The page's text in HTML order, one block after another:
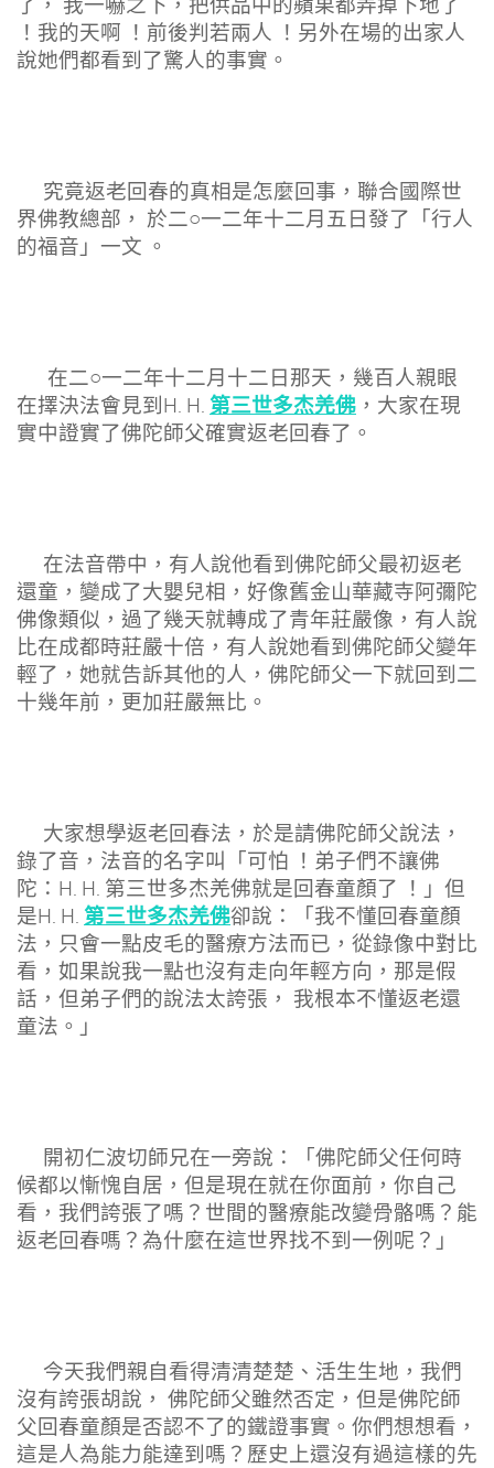
了， 我一嚇之下，把供品中的蘋果都弄掉下地了
！我的天啊 ！前後判若兩人 ！另外在場的出家人
說她們都看到了驚人的事實。
究竟返老回春的真相是怎麼回事，聯合國際世
界佛教總部， 於二○一二年十二月五日發了「行人
的福音」一文 。
在二○一二年十二月十二日那天，幾百人親眼
在擇決法會見到H. H. 第三世多杰羌佛 ，大家在現
實中證實了佛陀師父確實返老回春了。
在法音帶中，有人說他看到佛陀師父最初返老
還童，變成了大嬰兒相，好像舊金山華藏寺阿彌陀
佛像類似，過了幾天就轉成了青年莊嚴像，有人說
比在成都時莊嚴十倍，有人說她看到佛陀師父變年
輕了，她就告訴其他的人，佛陀師父一下就回到二
十幾年前，更加莊嚴無比。
大家想學返老回春法，於是請佛陀師父說法，
錄了音，法音的名字叫「可怕 ！弟子們不讓佛
陀：H. H. 第三世多杰羌佛就是回春童顏了 ！」但
是H. H. 第三世多杰羌佛卻說：「我不懂回春童顏
法，只會一點皮毛的醫療方法而已，從錄像中對比
看，如果說我一點也沒有走向年輕方向，那是假
話，但弟子們的說法太誇張， 我根本不懂返老還
童法。」
開初仁波切師兄在一旁說：「佛陀師父任何時
候都以慚愧自居，但是現在就在你面前，你自己
看，我們誇張了嗎？世間的醫療能改變骨骼嗎？能
返老回春嗎？為什麼在這世界找不到一例呢？」
今天我們親自看得清清楚楚、活生生地，我們
沒有誇張胡說， 佛陀師父雖然否定，但是佛陀師
父回春童顏是否認不了的鐵證事實。你們想想看，
這是人為能力能達到嗎？歷史上還沒有過這樣的先